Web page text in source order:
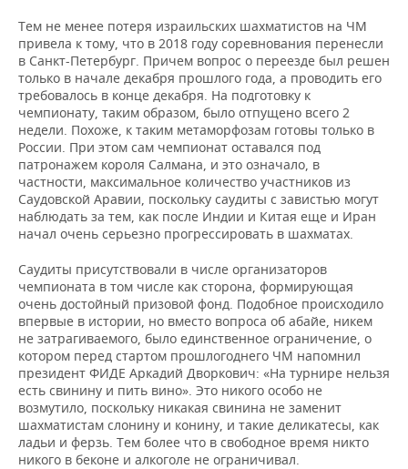
Тем не менее потеря израильских шахматистов на ЧМ
привела к тому, что в 2018 году соревнования перенесли
в Санкт-Петербург. Причем вопрос о переезде был решен
только в начале декабря прошлого года, а проводить его
требовалось в конце декабря. На подготовку к
чемпионату, таким образом, было отпущено всего 2
недели. Похоже, к таким метаморфозам готовы только в
России. При этом сам чемпионат оставался под
патронажем короля Салмана, и это означало, в
частности, максимальное количество участников из
Саудовской Аравии, поскольку саудиты с завистью могут
наблюдать за тем, как после Индии и Китая еще и Иран
начал очень серьезно прогрессировать в шахматах.
Саудиты присутствовали в числе организаторов
чемпионата в том числе как сторона, формирующая
очень достойный призовой фонд. Подобное происходило
впервые в истории, но вместо вопроса об абайе, никем
не затрагиваемого, было единственное ограничение, о
котором перед стартом прошлогоднего ЧМ напомнил
президент ФИДЕ Аркадий Дворкович: «На турнире нельзя
есть свинину и пить вино». Это никого особо не
возмутило, поскольку никакая свинина не заменит
шахматистам слонину и конину, и такие деликатесы, как
ладьи и ферзь. Тем более что в свободное время никто
никого в беконе и алкоголе не ограничивал.